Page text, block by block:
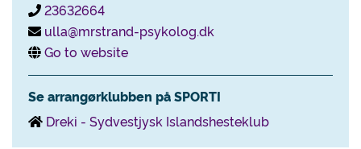
23632664
ulla@mrstrand-psykolog.dk
Go to website
Se arrangørklubben på SPORTI
Dreki - Sydvestjysk Islandshesteklub